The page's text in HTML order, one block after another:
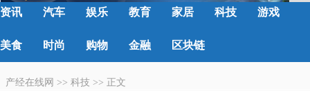
资讯 汽车 娱乐 教育 家居 科技 游戏
美食 时尚 购物 金融 区块链
产经在线网 >> 科技 >> 正文